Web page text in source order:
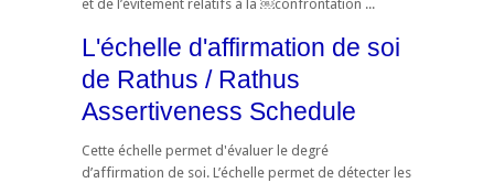
et de l’évitement relatifs à la ￼confrontation ...
L'échelle d'affirmation de soi
de Rathus / Rathus
Assertiveness Schedule
Cette échelle permet d'évaluer le degré
d’affirmation de soi. L’échelle permet de détecter les